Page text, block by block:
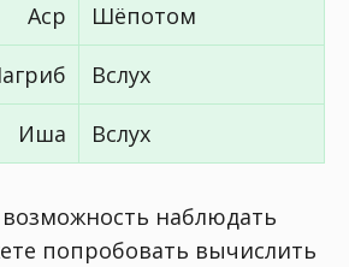
Аср Шёпотом
Вслух
Иша Вслух
возможность наблюдать
попробовать вычислить